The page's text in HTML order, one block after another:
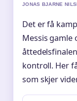
JONAS BJARNE
Det er få
Messis gamle
kontroll. Her
som skjer